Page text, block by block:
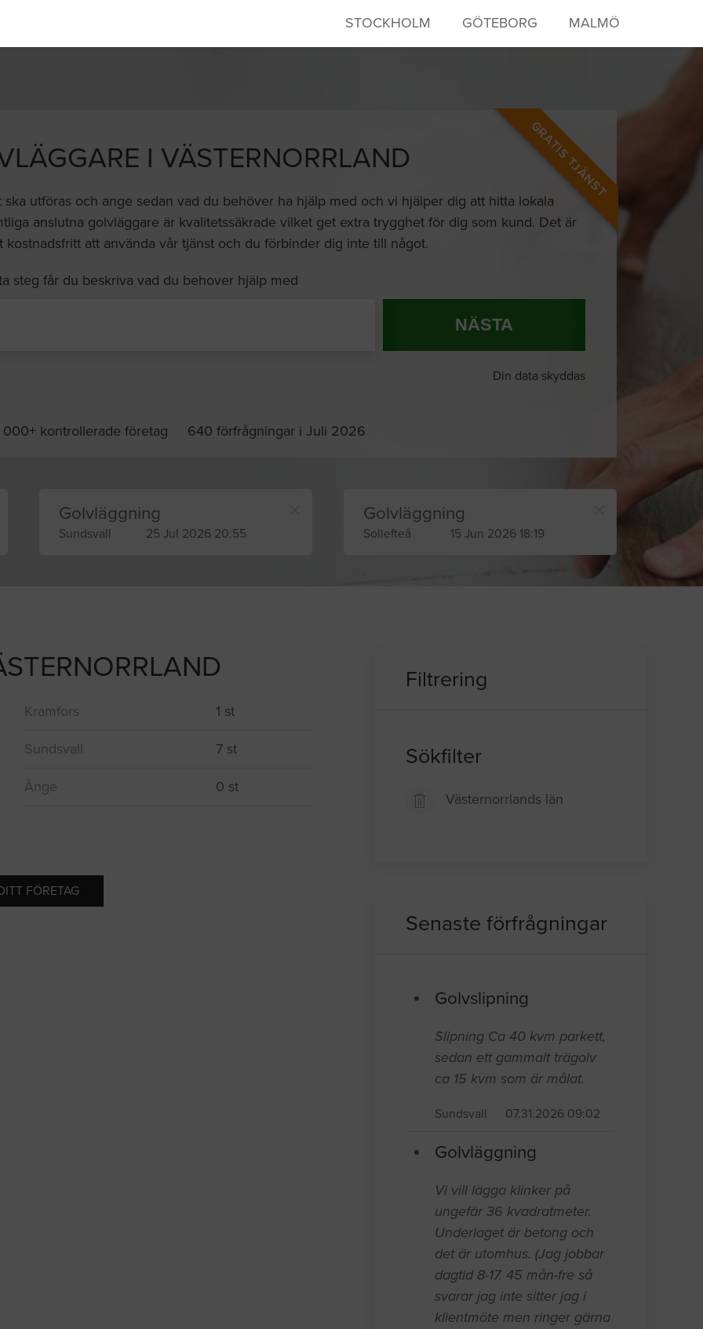
STOCKHOLM GÖTEBORG MALMÖ
GRATIS TJÄNST
I VÄSTERNORRLAND
utföras och ange sedan vad du behöver ha hjälp med och vi hjälper dig att hitta lokala
anslutna golvläggare är kvalitetssäkrade vilket get extra trygghet för dig som kund. Det är
kostnadsfritt att använda vår tjänst och du förbinder dig inte till något.
steg får du beskriva vad du behover hjälp med
NÄSTA
Din data skyddas
000+ kontrollerade företag 640 förfrågningar i Juli 2026
Golvläggning
Sundsvall 25 Jul 2026 20:55
Golvläggning
Sollefteå 15 Jun 2026 18:19
Kramfors 1 st
Sundsvall 7 st
Ånge 0 st
FÖRETAG
Filtrering
Sökfilter
Västernorrlands län
Senaste förfrågningar
Golvslipning
Slipning Ca 40 kvm parkett,
sedan ett gammalt trägolv
ca 15 kvm som är målat.
Sundsvall 07.31.2026 09:02
Golvläggning
Vi vill lägga klinker på
ungefär 36 kvadratmeter.
Underlaget är betong och
det är utomhus. (Jag jobbar
dagtid 8-17. 45 mån-fre så
svarar jag inte sitter jag i
klientmöte men ringer gärna